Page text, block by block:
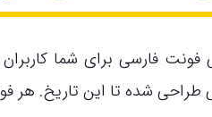
شده تا این تاریخ. هر